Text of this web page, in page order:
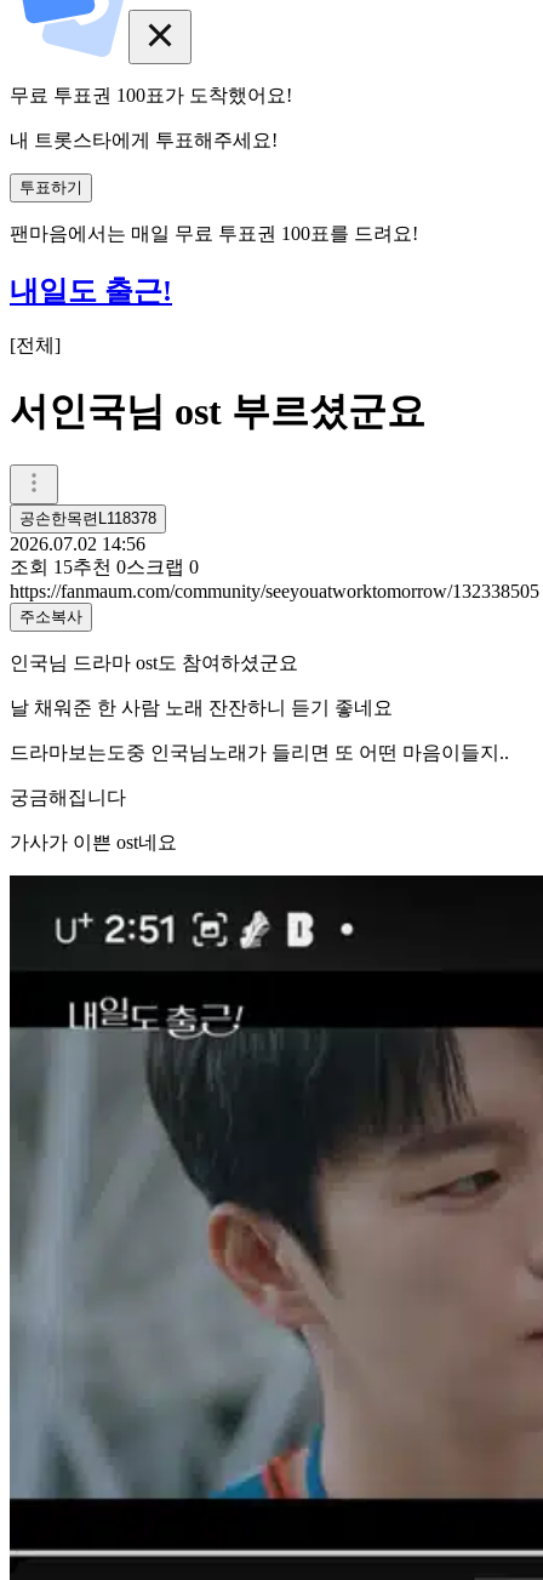
무료 투표권 100표가 도착했어요!
내 트롯스타에게 투표해주세요!
투표하기
팬마음에서는 매일 무료 투표권 100표를 드려요!
내일도 출근!
[전체 ]
서인국님 ost 부르셨군요
공손한목련L118378
2026.07.02 14:56
조회 15추천 0스크랩 0
https://fanmaum.com/community/seeyouatworktomorrow/132338505
주소복사
인국님 드라마 ost도 참여하셨군요
날 채워준 한 사람 노래 잔잔하니 듣기 좋네요
드라마보는도중 인국님노래가 들리면 또 어떤 마음이들지..
궁금해집니다
가사가 이쁜 ost네요